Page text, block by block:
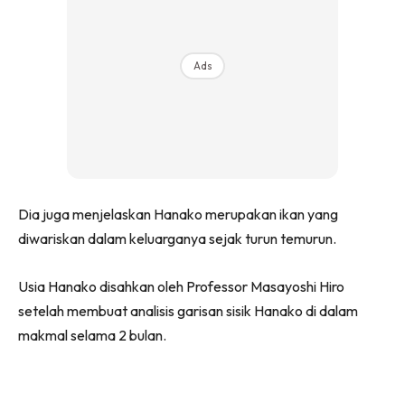
Ads
Dia juga menjelaskan Hanako merupakan ikan yang
diwariskan dalam keluarganya sejak turun temurun.
Usia Hanako disahkan oleh Professor Masayoshi Hiro
setelah membuat analisis garisan sisik Hanako di dalam
makmal selama 2 bulan.